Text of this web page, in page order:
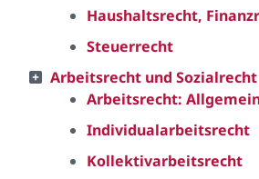
Haushaltsrecht,
Steuerrecht
Arbeitsrecht und Sozialrecht
Arbeitsrecht:
Individualarbeitsrecht
Kollektivarbeitsrecht